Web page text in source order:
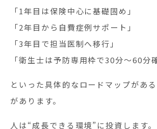
「1年目は保険中心に基礎固め」
「2年目から自費症例サポート」
「3年目で担当医制へ移行」
「衛生士は予防専用枠で30分〜60分
といった具体的なロードマップがあ
があります。
人は“成長できる環境”に投資します。